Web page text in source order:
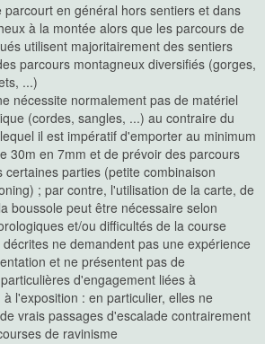
parcourt en général hors sentiers et dans
à la montée alors que les parcours de
utilisent majoritairement des sentiers
parcours montagneux diversifiés (gorges,
...)
nécessite normalement pas de matériel
(cordes, sangles, ...) au contraire du
il est impératif d'emporter au minimum
30m en 7mm et de prévoir des parcours
certaines parties (petite combinaison
; par contre, l'utilisation de la carte, de
boussole peut être nécessaire selon
et/ou difficultés de la course
ne demandent pas une expérience
et ne présentent pas de
d'engagement liées à
l'exposition : en particulier, elles ne
vrais passages d'escalade contrairement
de ravinisme